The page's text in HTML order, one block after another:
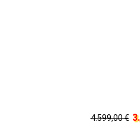
4.599,00 €